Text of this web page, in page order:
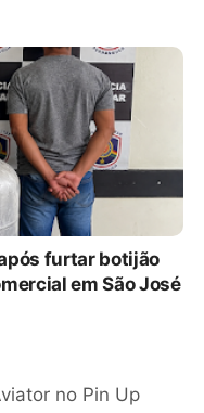
furtar botijão
em São José